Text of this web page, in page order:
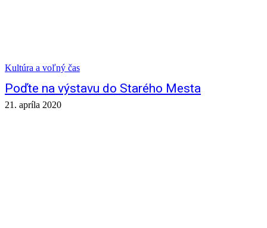
Kultúra a voľný čas
Poďte na výstavu do Starého Mesta
21. apríla 2020